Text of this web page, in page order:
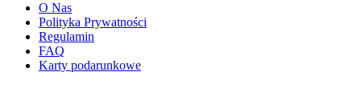
O Nas
Polityka Prywatności
Regulamin
FAQ
Karty podarunkowe